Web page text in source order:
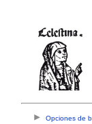
Opciones de